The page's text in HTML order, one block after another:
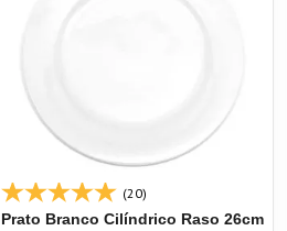
(20)
Prato Branco Cilíndrico Raso 26cm